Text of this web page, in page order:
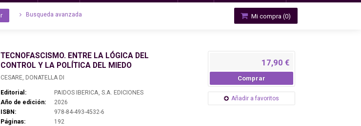
Busqueda avanzada Mi compra (0)
TECNOFASCISMO. ENTRE LA LÓGICA DEL
CONTROL Y LA POLÍTICA DEL MIEDO
CESARE, DONATELLA DI
Editorial:
PAIDOS IBERICA, S.A. EDICIONES
Año de edición:
2026
ISBN:
978-84-493-4532-6
Páginas:
192
17,90 €
Comprar
Añadir a favoritos